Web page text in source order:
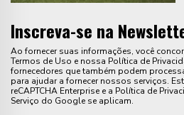
Inscreva-se na
Ao fornecer suas informações, você
Termos de Uso e nossa Política de
fornecedores que também podem
para ajudar a fornecer nossos serviços.
reCAPTCHA Enterprise e a Política de
Serviço do Google se aplicam.